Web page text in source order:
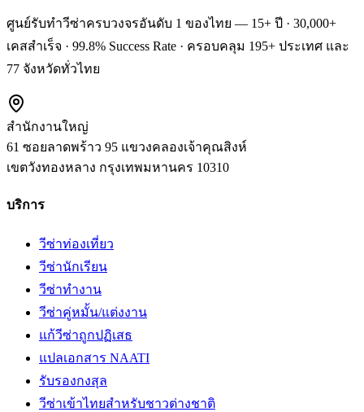
ศูนย์รับทำวีซ่าครบวงจรอันดับ 1 ของไทย — 15+ ปี · 30,000+
เคสสำเร็จ · 99.8% Success Rate · ครอบคลุม 195+ ประเทศ และ
77 จังหวัดทั่วไทย
สำนักงานใหญ่
61 ซอยลาดพร้าว 95 แขวงคลองเจ้าคุณสิงห์
เขตวังทองหลาง กรุงเทพมหานคร 10310
บริการ
วีซ่าท่องเที่ยว
วีซ่านักเรียน
วีซ่าทำงาน
วีซ่าคู่หมั้น/แต่งงาน
แก้วีซ่าถูกปฏิเสธ
แปลเอกสาร NAATI
รับรองกงสุล
วีซ่าเข้าไทยสำหรับชาวต่างชาติ